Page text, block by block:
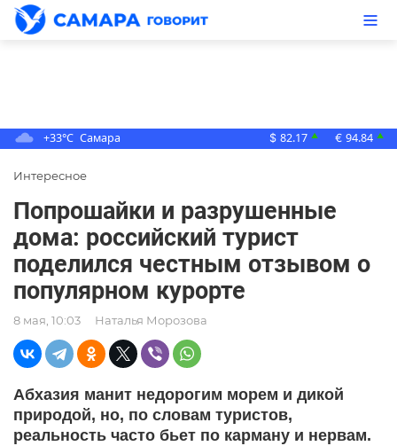
+33°C Самара $ 82.17 ▲ € 94.84 ▲
Интересное
Попрошайки и разрушенные
дома: российский турист
поделился честным отзывом о
популярном курорте
8 мая, 10:03 Наталья Морозова
Абхазия манит недорогим морем и дикой
природой, но, по словам туристов,
реальность часто бьет по карману и нервам.